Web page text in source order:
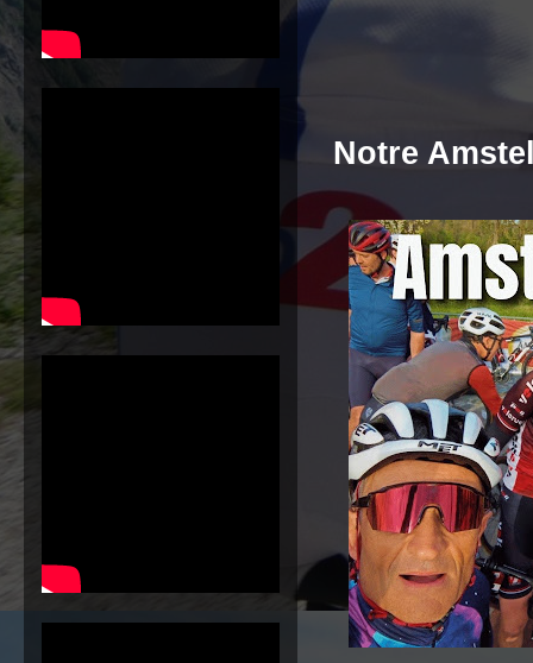
Notre